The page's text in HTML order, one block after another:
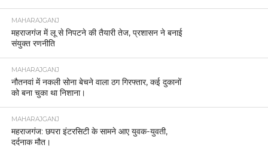
MAHARAJGANJ
महराजगंज में लू से निपटने की तैयारी तेज, प्रशासन ने बनाई
संयुक्त रणनीति
MAHARAJGANJ
नौतनवां में नकली सोना बेचने वाला ठग गिरफ्तार, कई दुकानों
को बना चुका था निशाना।
MAHARAJGANJ
महराजगंज: छपरा इंटरसिटी के सामने आए युवक-युवती,
दर्दनाक मौत।